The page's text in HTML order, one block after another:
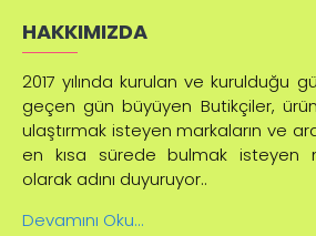
HAKKIMIZDA
2017 yılında kurulan ve kurulduğu
geçen gün büyüyen Butikçiler,
ulaştırmak isteyen markaların ve
en kısa sürede bulmak isteyen
olarak adını duyuruyor..
Devamını Oku...